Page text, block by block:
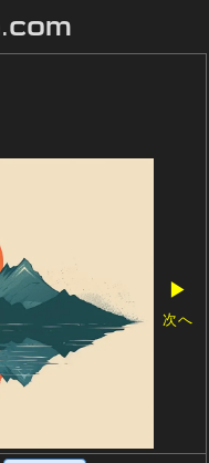
▶
次へ